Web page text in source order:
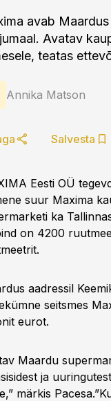
avab
Avatav
teatas
Annika Matson
Salvesta
Eesti OÜ
suur Maxima
ka
on 4200
aadressil
seitsmes
eurot.
Maardu
ja
märkis